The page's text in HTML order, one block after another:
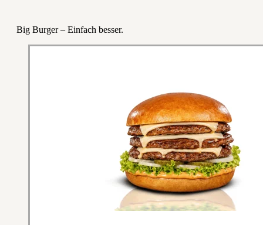
Big Burger – Einfach besser.